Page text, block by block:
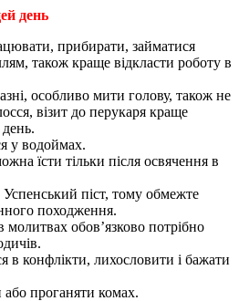
день
прибирати, займатися
також краще відкласти роботу в
особливо мити голову, також не
візит до перукаря краще
у водоймах.
їсти тільки після освячення в
піст, тому обмежте
походження.
обов’язково потрібно
в конфлікти, лихословити і бажати
проганяти комах.